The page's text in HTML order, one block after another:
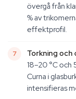
övergå från
% av
effektprofil.
Torkning och
18–20 °C och
Curna i
intensifieras